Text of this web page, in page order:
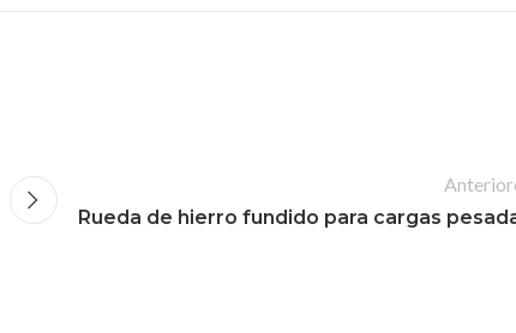
Rueda de hierro fundido para cargas